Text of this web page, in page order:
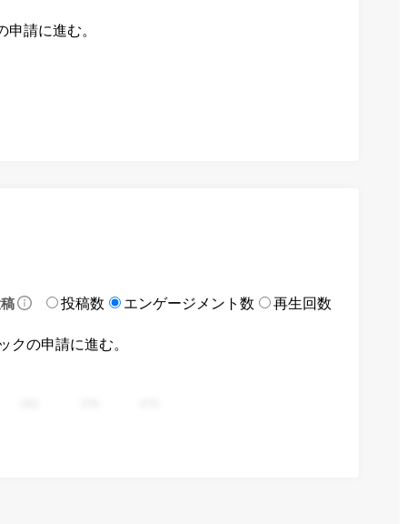
請に進む。
投稿数 エンゲージメント数 再生回数
の申請に進む。